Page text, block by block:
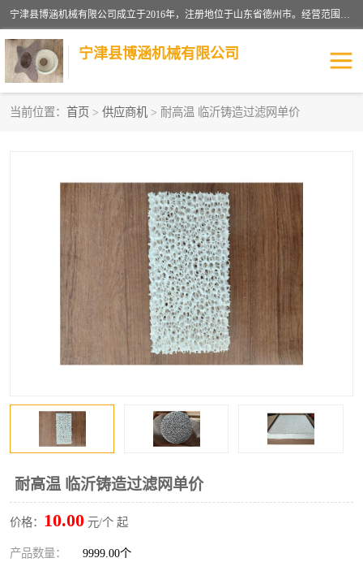
宁津县博涵机械有限公司成立于2016年，注册地位于山东省德州市。经营范围包括：机械设备研发、生产及销售，铸造用造型材料生产、销售，玻璃纤维及制品制造、销售，汽车零配件零售，机械零件、零部件加工，机械零件、零部件销售等；主要产品有：纤维过滤网,陶瓷过滤器,泡沫陶瓷过滤器,耐高温纤维过滤器,铸铁过滤器,铸铜过滤网,铸铝过滤网,铝轮毂过滤网,高效过滤网,高效陶瓷过滤网,高效纤维过滤网。
宁津县博涵机械有限公司
当前位置： 首页 > 供应商机 > 耐高温 临沂铸造过滤网单价
耐高温 临沂铸造过滤网单价
价格： 10.00 元/个 起
产品数量： 9999.00个
纤维网 挡渣棉
避脏网